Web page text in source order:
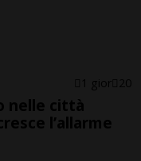
1 gior 20
nelle città
l’allarme